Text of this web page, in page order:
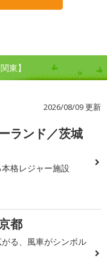
東】
2026/08/09 更新
ランド／茨城
格レジャー施設
都
る、風車がシンボル